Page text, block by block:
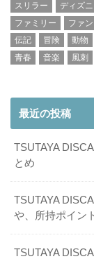
スリラー
ディズ
ファミリー
ファ
伝記
冒険 動物
青春
音楽 風刺
最近の投稿
TSUTAYA
とめ
TSUTAYA
や、所持ポイン
TSUTAYA